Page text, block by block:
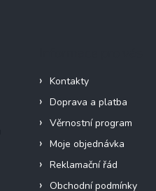
Kontakty
Doprava a platba
Věrnostní program
Moje objednávka
Reklamační řád
Obchodní podmínky